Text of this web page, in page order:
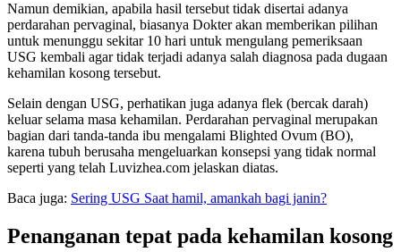
Namun demikian, apabila hasil tersebut tidak disertai adanya
perdarahan pervaginal, biasanya Dokter akan memberikan pilihan
untuk menunggu sekitar 10 hari untuk mengulang pemeriksaan
USG kembali agar tidak terjadi adanya salah diagnosa pada dugaan
kehamilan kosong tersebut.
Selain dengan USG, perhatikan juga adanya flek (bercak darah)
keluar selama masa kehamilan. Perdarahan pervaginal merupakan
bagian dari tanda-tanda ibu mengalami Blighted Ovum (BO),
karena tubuh berusaha mengeluarkan konsepsi yang tidak normal
seperti yang telah Luvizhea.com jelaskan diatas.
Baca juga: Sering USG Saat hamil, amankah bagi janin?
Penanganan tepat pada kehamilan kosong